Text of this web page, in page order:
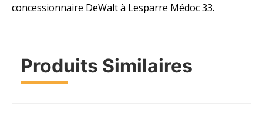
concessionnaire DeWalt à Lesparre Médoc 33.
Produits Similaires